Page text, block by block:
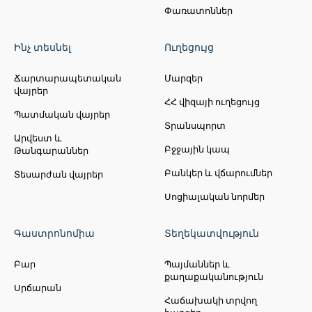
Օրն ամփոփե՛ք Նորավանքում. XIII–XIV
գլուխգործոցը տպավորիչ կարմիր
ժայռերի գրկում է և հրաշալիորեն
Կանգառ 4.
գինեգործական գյուղ
Հայաստանի հարուստ գինեգործական
գինեգործական շրջայցի միջոցով։
Փորձեք տեղական գինիները,
բացահայտեք հայկական
գինեգործության պատմությունը և
Փառատոններ
Ինչ տեսնել
Ճարտարապետական
վայրեր
Պատմական վայրեր
Արվեստ և
Թանգարաններ
Տեսարժան վայրեր
Ուղեցույց
Մարզեր
ՀՀ վիզայի ուղեցույց
Տրանսպորտ
Բջջային կապ
Բանկեր և վճարումներ
Սոցիալական նորմեր
Գաստրոնոմիա
Բար
Սրճարան
Տեղեկատվություն
Պայմաններ և
քաղաքականություն
Հաճախակի տրվող